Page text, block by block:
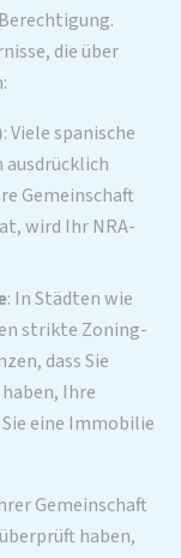
die über
: Viele spanische
Gemeinschaft
wird Ihr NRA-
: In Städten wie
strikte Zoning-
dass Sie
Ihre
eine Immobilie
Gemeinschaft
haben,